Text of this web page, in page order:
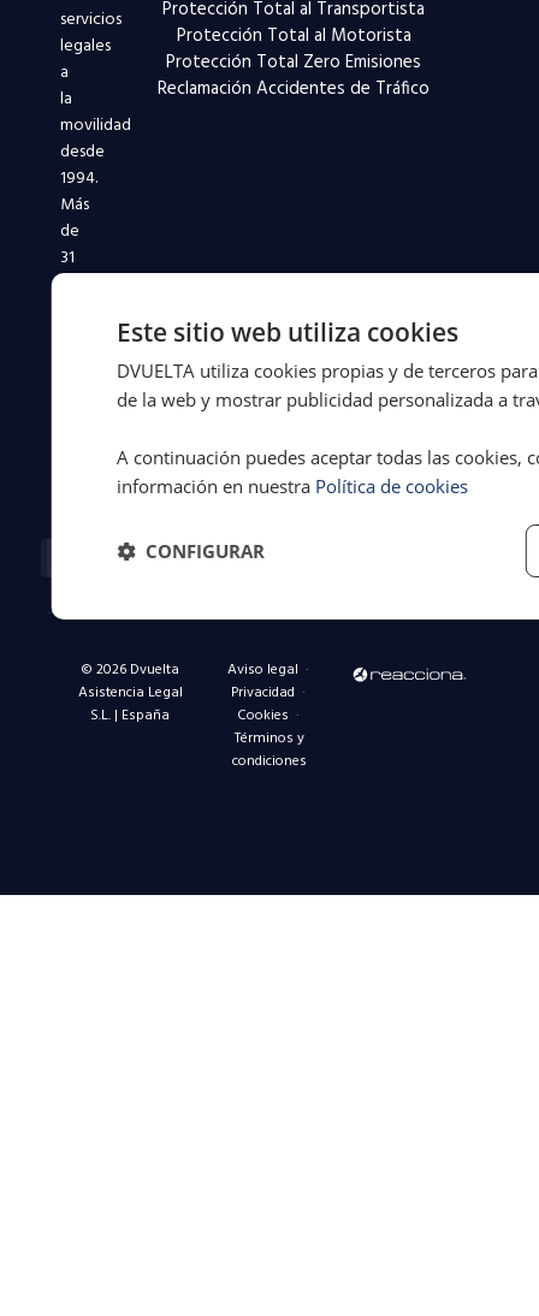
servicios
legales
a
la
movilidad
desde
1994.
Más
de
31
años
conductores
Facebook-
twitter
Instagram
Linkedin-
Youtube
Protección Total al Transportista
Protección Total al Motorista
Protección Total Zero Emisiones
Reclamación Accidentes de Tráfico
© 2026 Dvuelta
Asistencia Legal
S.L. | España
Aviso legal ·
Privacidad ·
Cookies ·
Términos y
condiciones
Este sitio web utiliza cookies
DVUELTA utiliza cookies propias y de terceros
de la web y mostrar publicidad personalizada a
A continuación puedes aceptar todas las cookies,
información en nuestra Política de cookies
CONFIGURAR